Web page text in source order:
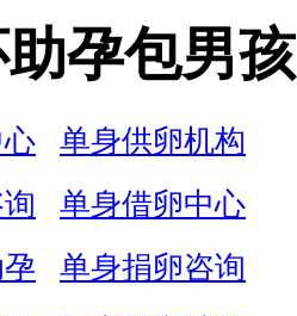
孕包男孩
单身供卵机构
单身借卵中心
单身捐卵咨询